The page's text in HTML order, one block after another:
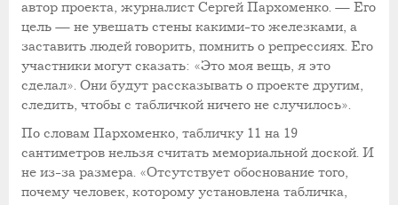
автор проекта, журналист Сергей Пархоменко. — Его
цель — не увешать стены какими-то железками, а
заставить людей говорить, помнить о репрессиях. Его
участники могут сказать: «Это моя вещь, я это
сделал». Они будут рассказывать о проекте другим,
следить, чтобы с табличкой ничего не случилось».
По словам Пархоменко, табличку 11 на 19
сантиметров нельзя считать мемориальной доской. И
не из-за размера. «Отсутствует обоснование того,
почему человек, которому установлена табличка,